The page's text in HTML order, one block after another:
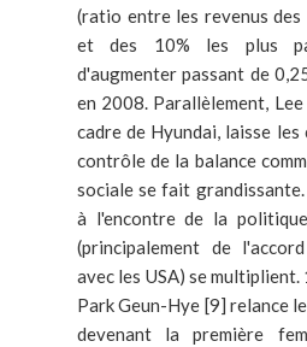
(ratio entre les revenus des
et des 10% les plus
d'augmenter passant de
en 2008. Parallèlement,
cadre de Hyundai, laisse
contrôle de la balance
sociale se fait
à l'encontre de la
(principalement de
avec les USA) se
Park Geun-Hye [9] relance
devenant la première